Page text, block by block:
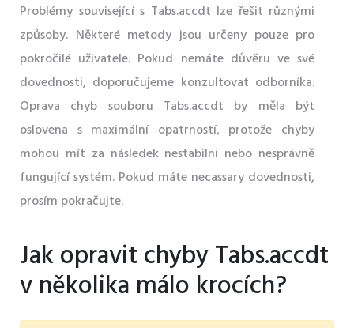
Problémy související s Tabs.accdt lze řešit různými
způsoby. Některé metody jsou určeny pouze pro
pokročilé uživatele. Pokud nemáte důvěru ve své
dovednosti, doporučujeme konzultovat odborníka.
Oprava chyb souboru Tabs.accdt by měla být
oslovena s maximální opatrností, protože chyby
mohou mít za následek nestabilní nebo nesprávně
fungující systém. Pokud máte necassary dovednosti,
prosím pokračujte.
Jak opravit chyby Tabs.accdt
v několika málo krocích?